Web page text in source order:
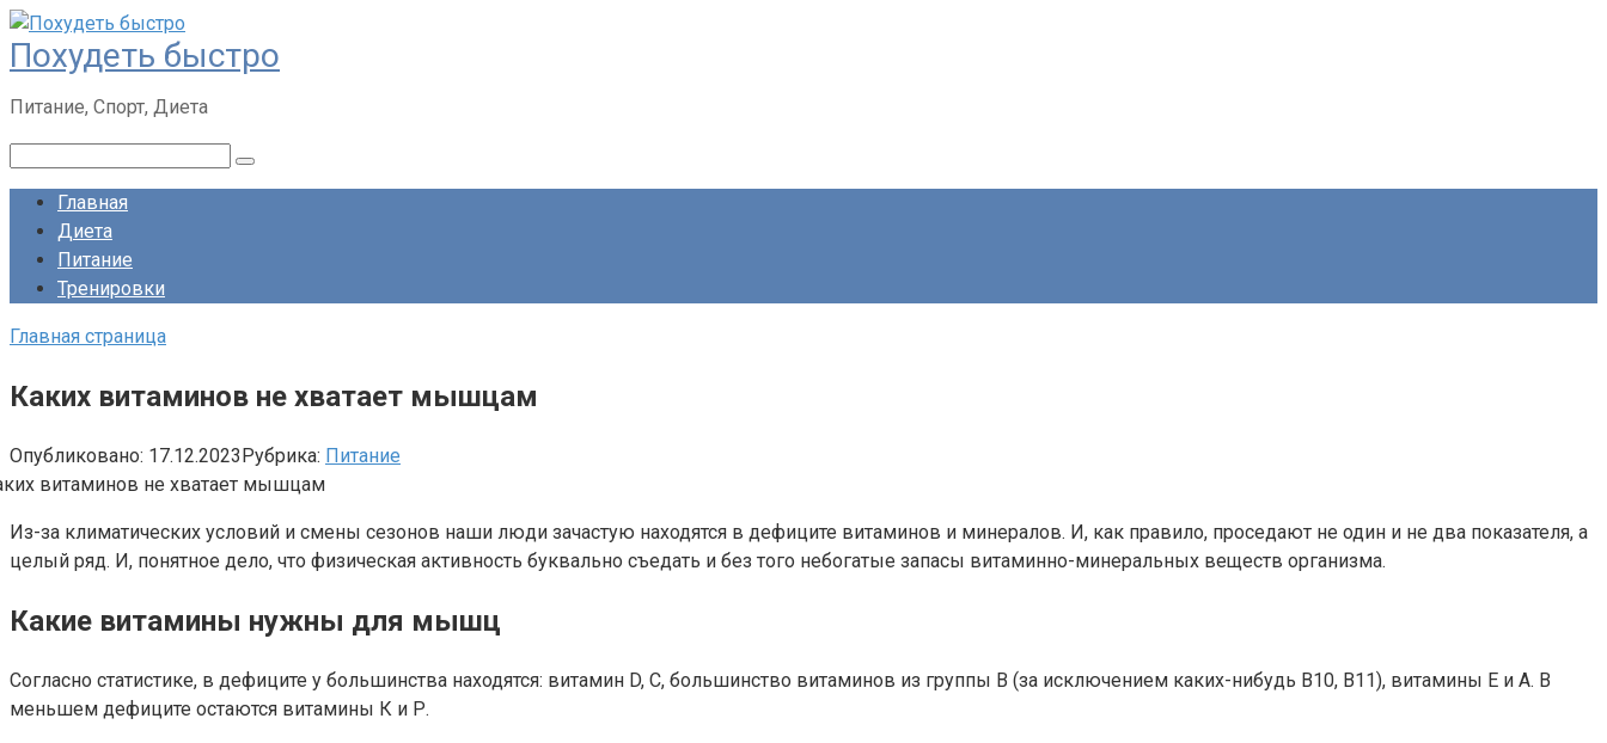
Перейти
к
контенту
Похудеть быстро
Питание, Спорт, Диета
Главная
Диета
Питание
Тренировки
Главная страница
Каких витаминов не хватает мышцам
Опубликовано: 17.12.2023Рубрика: Питание
Из-за климатических условий и смены сезонов наши люди зачастую находятся в дефиците витаминов и минералов. И, как правило, проседают не один и не два показателя, а
целый ряд. И, понятное дело, что физическая активность буквально съедать и без того небогатые запасы витаминно-минеральных веществ организма.
Какие витамины нужны для мышц
Согласно статистике, в дефиците у большинства находятся: витамин D, С, большинство витаминов из группы В (за исключением каких-нибудь В10, В11), витамины Е и А. В
меньшем дефиците остаются витамины К и Р.